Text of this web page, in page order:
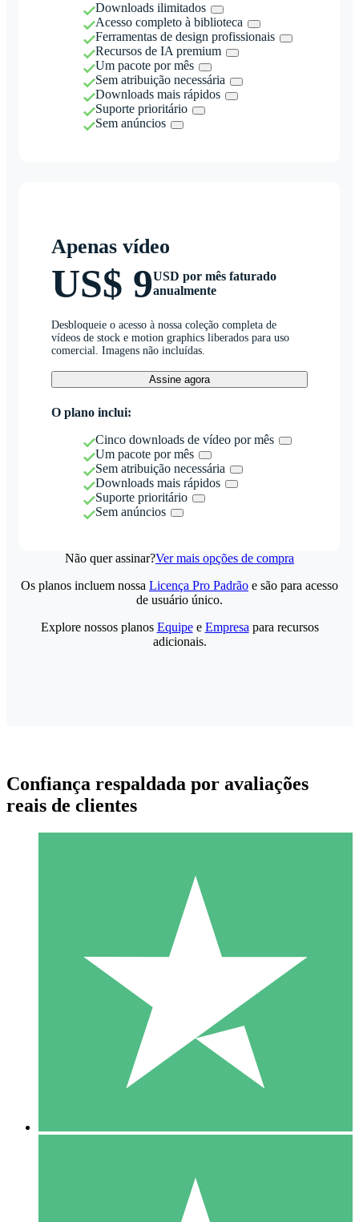
Downloads ilimitados
Acesso completo à biblioteca
Ferramentas de design profissionais
Recursos de IA premium
Um pacote por mês
Sem atribuição necessária
Downloads mais rápidos
Suporte prioritário
Sem anúncios
Apenas vídeo
US$ 9USD por mês faturado
anualmente
Desbloqueie o acesso à nossa coleção completa de
vídeos de stock e motion graphics liberados para uso
comercial. Imagens não incluídas.
Assine agora
O plano inclui:
Cinco downloads de vídeo por mês
Um pacote por mês
Sem atribuição necessária
Downloads mais rápidos
Suporte prioritário
Sem anúncios
Não quer assinar?Ver mais opções de compra
Pacotes de Créditos Individuais
Pague conforme o uso com créditos de download. Sem
1000
10 Downloads
20 00
Os planos incluem nossa Licença Pro Padrão e são para acesso
de usuário único.
Explore nossos planos Equipee Empresa para recursos
adicionais.
Confiança respaldada por avaliações
reais de clientes